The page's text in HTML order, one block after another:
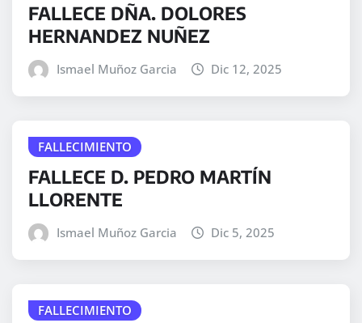
FALLECE DÑA. DOLORES
HERNANDEZ NUÑEZ
Ismael Muñoz Garcia Dic 12, 2025
FALLECIMIENTO
FALLECE D. PEDRO MARTÍN
LLORENTE
Ismael Muñoz Garcia Dic 5, 2025
FALLECIMIENTO